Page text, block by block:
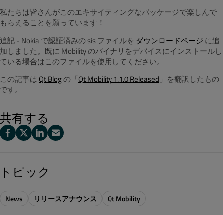
私たちは皆さんがこのエキサイティングなパッケージで楽しんで
もらえることを願っています！
追記 - Nokia で認証済みの sis ファイルを ダウンロードページ に追
加しました。既に Mobility のバイナリをデバイスにインストールし
ている場合はこのファイルを使用してください。
この記事は Qt Blogの「Qt Mobility 1.1.0 Released 」を翻訳したもの
です。
共有する
トピック
News リリースアナウンス Qt Mobility